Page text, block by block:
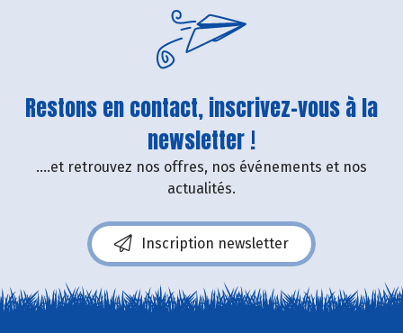
Restons en contact, inscrivez-vous à la
newsletter !
....et retrouvez nos offres, nos événements et nos
actualités.
Inscription newsletter